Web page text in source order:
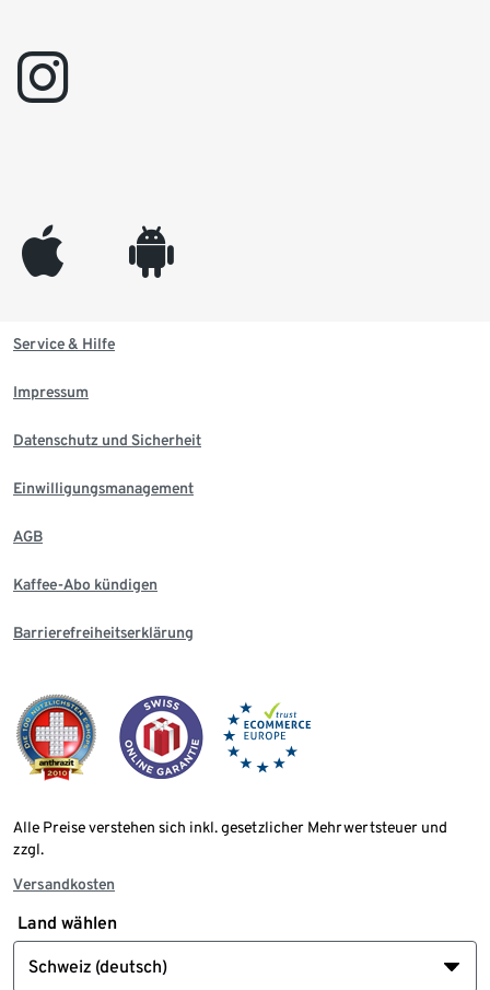
instagram
appleinc android
Service & Hilfe
Impressum
Datenschutz und Sicherheit
Einwilligungsmanagement
AGB
Kaffee-Abo kündigen
Barrierefreiheitserklärung
Alle Preise verstehen sich inkl. gesetzlicher Mehrwertsteuer und
zzgl.
Versandkosten
Land wählen
Schweiz (deutsch)